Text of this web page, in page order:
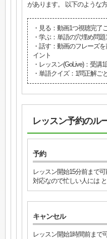
があります。 以下のような
・見る：動画1つ視聴完了
・学ぶ：単語の穴埋め問
・話す：動画のフレーズ
イント
・レッスン(GoLive)：受講
・単語クイズ：1問正解ご
レッスン予約のル
予約
レッスン開始15分前まで
対応なので忙しい人には
キャンセル
レッスン開始1時間前まで